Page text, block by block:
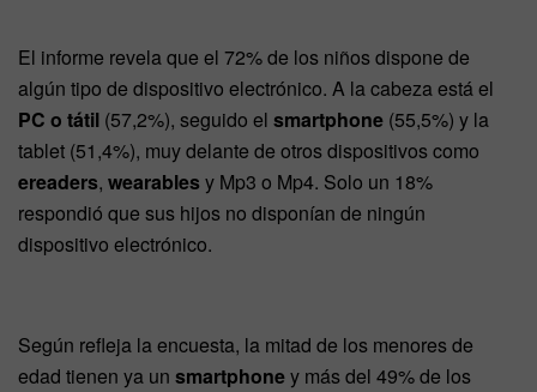
El informe revela que el 72% de los niños dispone de
algún tipo de dispositivo electrónico. A la cabeza está el
PC o tátil (57,2%), seguido el smartphone (55,5%) y la
tablet (51,4%), muy delante de otros dispositivos como
ereaders, wearables y Mp3 o Mp4. Solo un 18%
respondió que sus hijos no disponían de ningún
dispositivo electrónico.
Según refleja la encuesta, la mitad de los menores de
edad tienen ya un smartphoney más del 49% de los